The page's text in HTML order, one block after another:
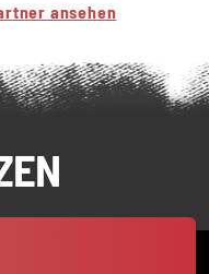
ansehen